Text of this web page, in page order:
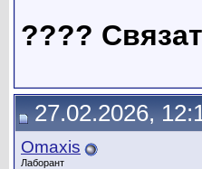
????
27.02.2026,
Omaxis
Лаборант